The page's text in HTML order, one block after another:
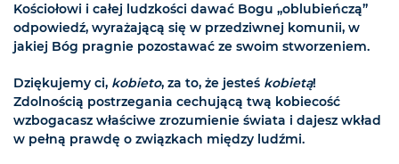
Kościołowi i całej ludzkości dawać Bogu „oblubieńczą”
odpowiedź, wyrażającą się w przedziwnej komunii, w
jakiej Bóg pragnie pozostawać ze swoim stworzeniem.
Dziękujemy ci, kobieto, za to, że jesteś kobietą!
Zdolnością postrzegania cechującą twą kobiecość
wzbogacasz właściwe zrozumienie świata i dajesz wkład
w pełną prawdę o związkach między ludźmi.